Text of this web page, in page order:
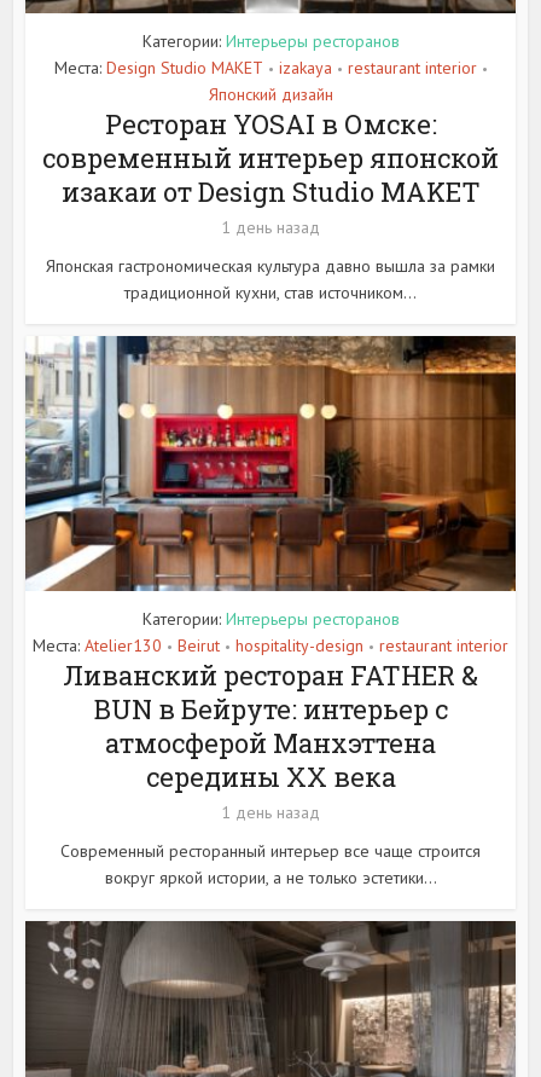
Категории: Интерьеры ресторанов
Места: Design Studio MAKET • izakaya • restaurant interior •
Японский дизайн
Ресторан YOSAI в Омске:
современный интерьер японской
изакаи от Design Studio MAKET
1 день назад
Японская гастрономическая культура давно вышла за рамки
традиционной кухни, став источником...
Категории: Интерьеры ресторанов
Места: Atelier130 • Beirut • hospitality-design • restaurant interior
Ливанский ресторан FATHER &
BUN в Бейруте: интерьер с
атмосферой Манхэттена
середины XX века
1 день назад
Современный ресторанный интерьер все чаще строится
вокруг яркой истории, а не только эстетики...